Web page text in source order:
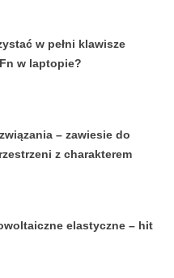
w pełni klawisze
w laptopie?
– zawiesie do
z charakterem
elastyczne – hit